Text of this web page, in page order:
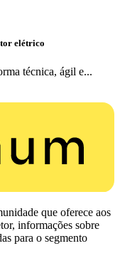
elétrico
técnica, ágil e...
que oferece aos
informações sobre
para o segmento